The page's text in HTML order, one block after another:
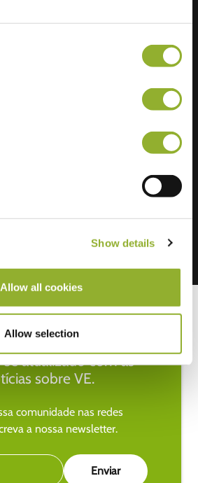
Show details
Allow all cookies
Allow selection
atualizado com as
sobre VE.
comunidade nas redes
a nossa newsletter.